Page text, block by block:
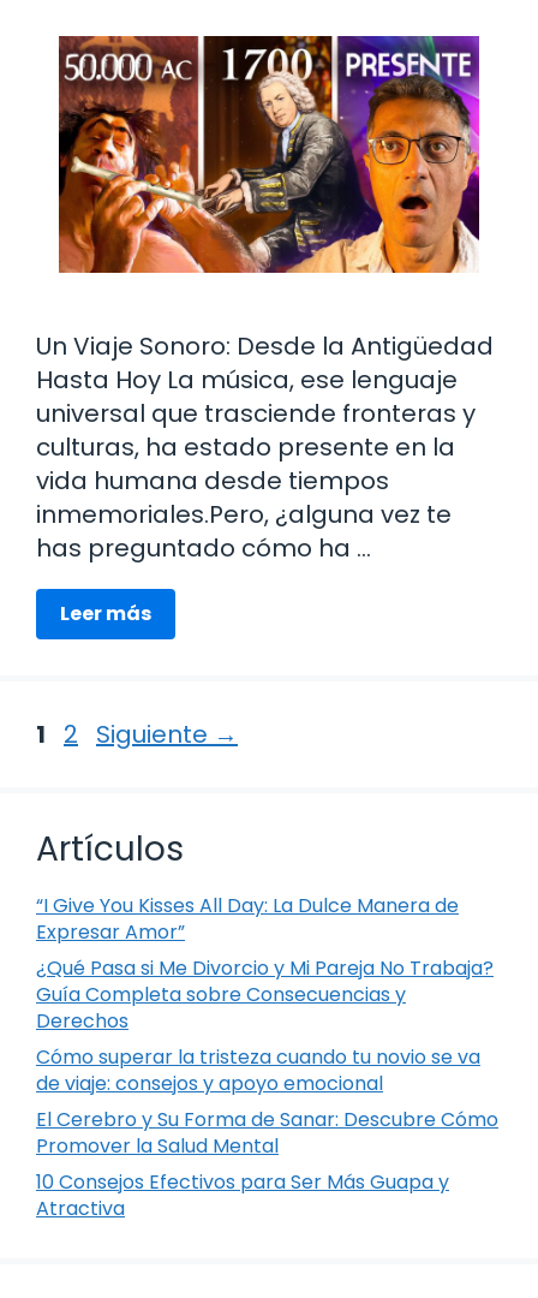
Un Viaje Sonoro: Desde la Antigüedad
Hasta Hoy La música, ese lenguaje
universal que trasciende fronteras y
culturas, ha estado presente en la
vida humana desde tiempos
inmemoriales.Pero, ¿alguna vez te
has preguntado cómo ha …
Leer más
Página
1 Página
2 Siguiente →
Artículos
“I Give You Kisses All Day: La Dulce Manera de
Expresar Amor”
¿Qué Pasa si Me Divorcio y Mi Pareja No Trabaja?
Guía Completa sobre Consecuencias y
Derechos
Cómo superar la tristeza cuando tu novio se va
de viaje: consejos y apoyo emocional
El Cerebro y Su Forma de Sanar: Descubre Cómo
Promover la Salud Mental
10 Consejos Efectivos para Ser Más Guapa y
Atractiva